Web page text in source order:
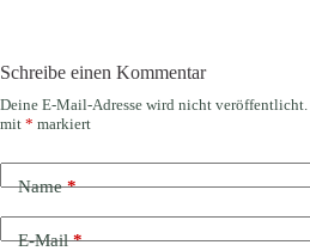
Schreibe einen Kommentar
Deine E-Mail-Adresse wird nicht veröffentlicht.
mit * markiert
Name*
E-Mail*